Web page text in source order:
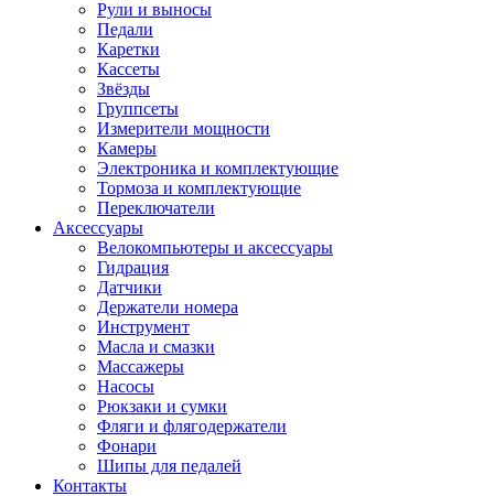
Рули и выносы
Педали
Каретки
Кассеты
Звёзды
Группсеты
Измерители мощности
Камеры
Электроника и комплектующие
Тормоза и комплектующие
Переключатели
Аксессуары
Велокомпьютеры и аксессуары
Гидрация
Датчики
Держатели номера
Инструмент
Масла и смазки
Массажеры
Насосы
Рюкзаки и сумки
Фляги и флягодержатели
Фонари
Шипы для педалей
Контакты